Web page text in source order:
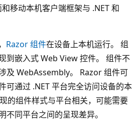
移动本机客户端框架与 .NET 和
Razor 组件在设备上本机运行。 组
到嵌入式 Web View 控件。 组件不
及 WebAssembly。 Razor 组件可
可通过 .NET 平台完全访问设备的本
的组件样式与平台相关，可能需要
同平台之间的呈现差异。